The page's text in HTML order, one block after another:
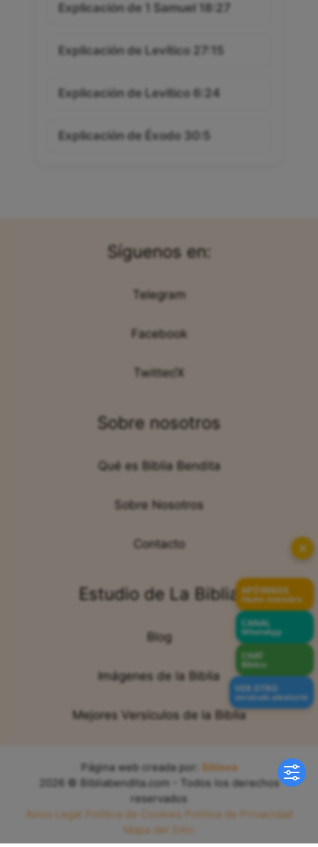
Explicación de 1 Samuel 18:27
Explicación de Levítico 27:15
Explicación de Levítico 6:24
Explicación de Éxodo 30:5
Síguenos en:
Telegram
Facebook
Twitter/X
Sobre nosotros
Qué es Biblia Bendita
Sobre Nosotros
Contacto
Estudio de La Biblia
Blog
Imágenes de la Biblia
Mejores Versículos de la Biblia
Página web creada por: Sitiova
2026 © Bibliabendita.com - Todos los derechos
reservados
Aviso Legal
Política de Cookies
Política de Privacidad
Mapa del Sitio
✕
APÓYANOS
Hazte miembro
CANAL
WhatsApp
CHAT
Bíblico
VER OTRO
versículo aleatorio